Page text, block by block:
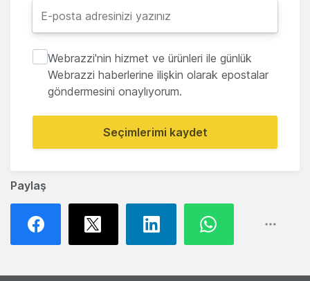
Paylaş
Webrazzi'nin hizmet ve ürünleri ile günlük
Webrazzi haberlerine ilişkin olarak epostalar
göndermesini onaylıyorum.
Seçimlerimi kaydet